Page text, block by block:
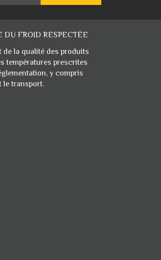
DU FROID RESPECTÉE
de la qualité des produits
températures prescrites
y compris
le transport.